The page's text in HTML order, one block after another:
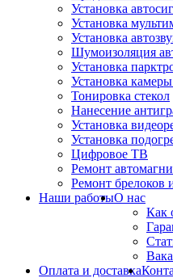
Установка
Установка
Установка
Шумоизоляция
Установка
Установка
Тонировка стекол
Нанесение
Установка
Установка
Цифровое ТВ
Ремонт
Ремонт брелоков
Наши работыО нас
Как
Оплата и доставка